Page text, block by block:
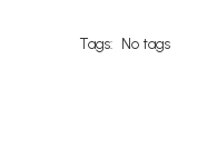
Tags: No tags